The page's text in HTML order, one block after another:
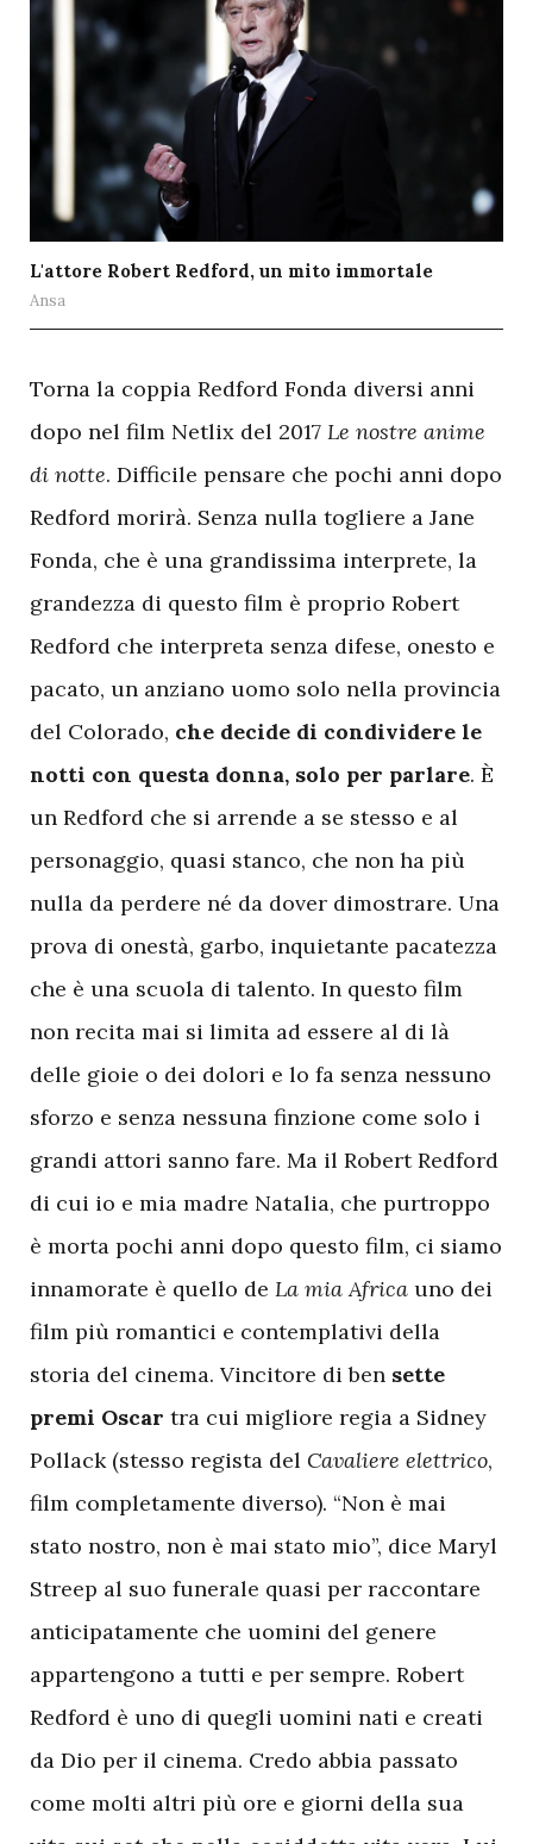
L'attore Robert Redford, un mito immortale
Ansa
Torna la coppia Redford Fonda diversi anni
dopo nel film Netlix del 2017 Le nostre anime
di notte. Difficile pensare che pochi anni dopo
Redford morirà. Senza nulla togliere a Jane
Fonda, che è una grandissima interprete, la
grandezza di questo film è proprio Robert
Redford che interpreta senza difese, onesto e
pacato, un anziano uomo solo nella provincia
del Colorado, che decide di condividere le
notti con questa donna, solo per parlare. È
un Redford che si arrende a se stesso e al
personaggio, quasi stanco, che non ha più
nulla da perdere né da dover dimostrare. Una
prova di onestà, garbo, inquietante pacatezza
che è una scuola di talento. In questo film
non recita mai si limita ad essere al di là
delle gioie o dei dolori e lo fa senza nessuno
sforzo e senza nessuna finzione come solo i
grandi attori sanno fare. Ma il Robert Redford
di cui io e mia madre Natalia, che purtroppo
è morta pochi anni dopo questo film, ci siamo
innamorate è quello de La mia Africa uno dei
film più romantici e contemplativi della
storia del cinema. Vincitore di ben sette
premi Oscar tra cui migliore regia a Sidney
Pollack (stesso regista del Cavaliere elettrico,
film completamente diverso). “Non è mai
stato nostro, non è mai stato mio”, dice Maryl
Streep al suo funerale quasi per raccontare
anticipatamente che uomini del genere
appartengono a tutti e per sempre. Robert
Redford è uno di quegli uomini nati e creati
da Dio per il cinema. Credo abbia passato
come molti altri più ore e giorni della sua